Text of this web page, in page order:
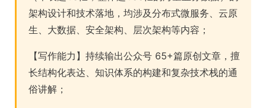
架构设计和技术落地，均涉及分布式微服务、云原
生、大数据、安全架构、层次架构等内容；
【写作能力】持续输出公众号 65+篇原创文章，擅
长结构化表达、知识体系的构建和复杂技术栈的通
俗讲解；